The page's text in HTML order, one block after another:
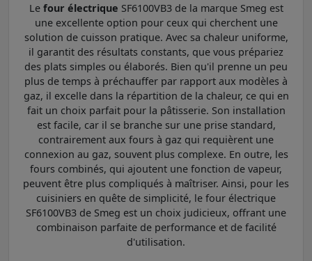
Le four électrique SF6100VB3 de la marque Smeg est
une excellente option pour ceux qui cherchent une
solution de cuisson pratique. Avec sa chaleur uniforme,
il garantit des résultats constants, que vous prépariez
des plats simples ou élaborés. Bien qu'il prenne un peu
plus de temps à préchauffer par rapport aux modèles à
gaz, il excelle dans la répartition de la chaleur, ce qui en
fait un choix parfait pour la pâtisserie. Son installation
est facile, car il se branche sur une prise standard,
contrairement aux fours à gaz qui requièrent une
connexion au gaz, souvent plus complexe. En outre, les
fours combinés, qui ajoutent une fonction de vapeur,
peuvent être plus compliqués à maîtriser. Ainsi, pour les
cuisiniers en quête de simplicité, le four électrique
SF6100VB3 de Smeg est un choix judicieux, offrant une
combinaison parfaite de performance et de facilité
d'utilisation.